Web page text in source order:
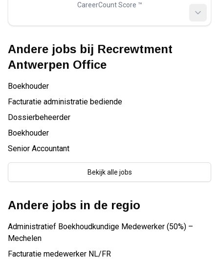
CareerCount Score ™️
Andere jobs bij Recrewtment
Antwerpen Office
Boekhouder
Facturatie administratie bediende
Dossierbeheerder
Boekhouder
Senior Accountant
Bekijk alle jobs
Andere jobs in de regio
Administratief Boekhoudkundige Medewerker (50%) –
Mechelen
Facturatie medewerker NL/FR